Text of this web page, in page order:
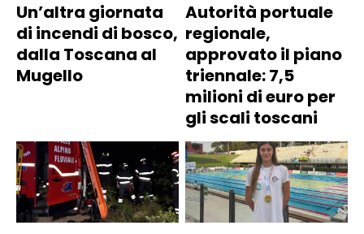
Un’altra giornata
di incendi di bosco,
dalla Toscana al
Mugello
Autorità portuale
regionale,
approvato il piano
triennale: 7,5
milioni di euro per
gli scali toscani